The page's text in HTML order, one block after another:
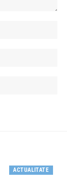
ACTUALITATE